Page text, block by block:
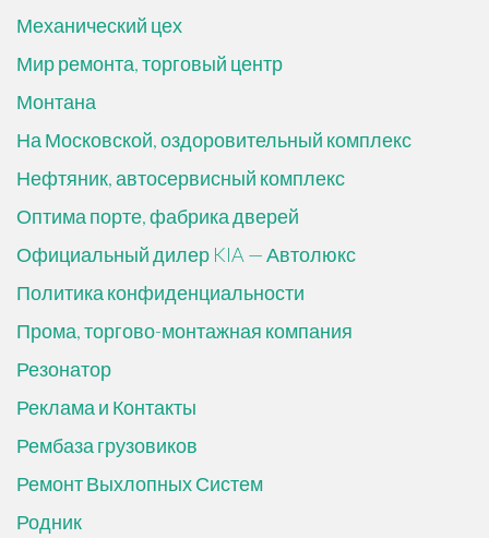
Механический цех
Мир ремонта, торговый центр
Монтана
На Московской, оздоровительный комплекс
Нефтяник, автосервисный комплекс
Оптима порте, фабрика дверей
Официальный дилер KIA — Автолюкс
Политика конфиденциальности
Прома, торгово-монтажная компания
Резонатор
Реклама и Контакты
Рембаза грузовиков
Ремонт Выхлопных Систем
Родник